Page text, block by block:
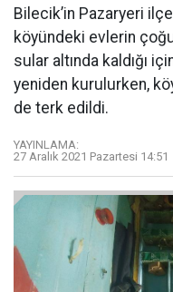
Bilecik’in Pazaryeri
köyündeki evlerin
sular altında kaldığı
yeniden kurulurken,
de terk edildi.
YAYINLAMA:
27 Aralık 2021 Pazartesi 14:51